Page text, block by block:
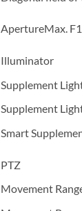
ApertureMax.
Illuminator
Supplement
Supplement
Smart
PTZ
Movement